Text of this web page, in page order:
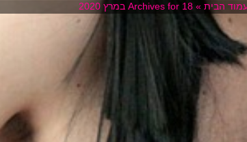
הבית » Archives for 18 במרץ 2020